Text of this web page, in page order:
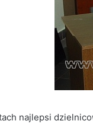
najlepsi